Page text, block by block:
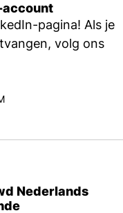
account
pagina! Als je
volg ons
Nederlands